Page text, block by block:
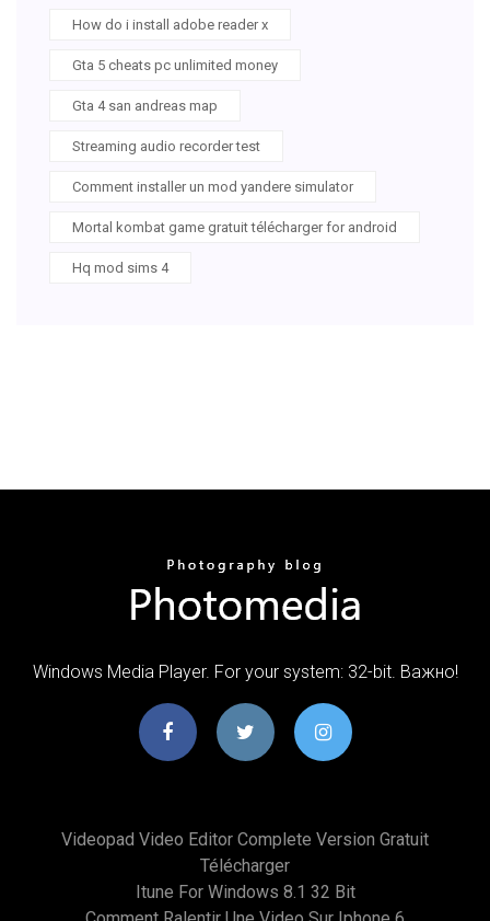
How do i install adobe reader x
Gta 5 cheats pc unlimited money
Gta 4 san andreas map
Streaming audio recorder test
Comment installer un mod yandere simulator
Mortal kombat game gratuit télécharger for android
Hq mod sims 4
Windows Media Player. For your system: 32-bit. Важно!
Videopad Video Editor Complete Version Gratuit
Télécharger
Itune For Windows 8.1 32 Bit